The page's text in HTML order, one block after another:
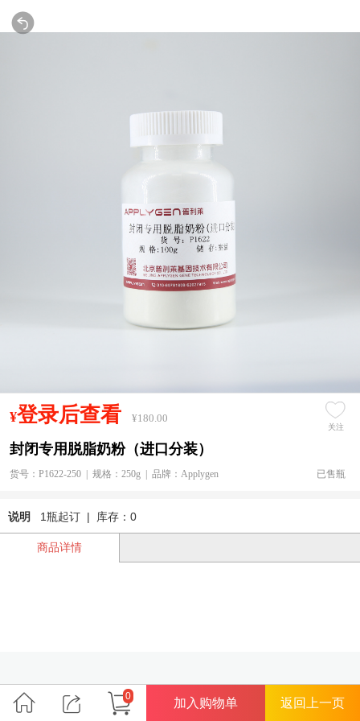
¥登录后查看 ¥180.00
关注
封闭专用脱脂奶粉（进口分装）
货号：P1622-250 | 规格：250g | 品牌：Applygen 已售瓶
说明 1瓶起订 | 库存：0
商品详情
0 返回上一页
加入购物单